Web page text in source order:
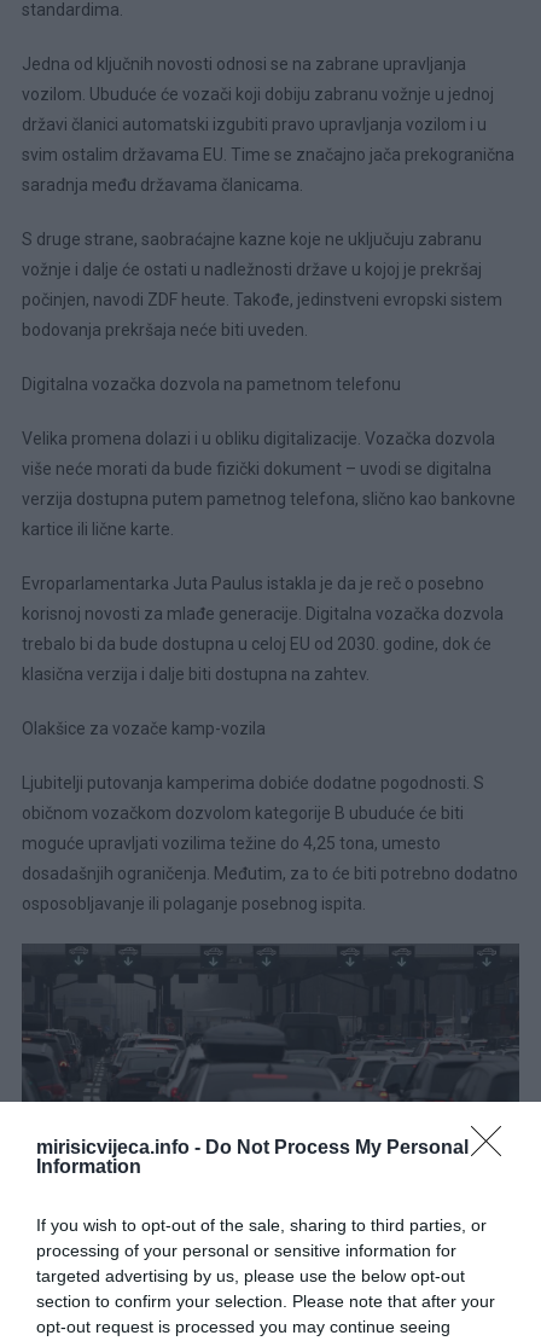
mirisicvijeca.info - Do Not Process My Personal
Information
If you wish to opt-out of the sale, sharing to third parties, or
processing of your personal or sensitive information for
targeted advertising by us, please use the below opt-out
section to confirm your selection. Please note that after your
opt-out request is processed you may continue seeing
standardima.
Jedna od ključnih novosti odnosi se na zabrane upravljanja
vozilom. Ubuduće će vozači koji dobiju zabranu vožnje u jednoj
državi članici automatski izgubiti pravo upravljanja vozilom i u
svim ostalim državama EU. Time se značajno jača prekogranična
saradnja među državama članicama.
S druge strane, saobraćajne kazne koje ne uključuju zabranu
vožnje i dalje će ostati u nadležnosti države u kojoj je prekršaj
počinjen, navodi ZDF heute. Takođe, jedinstveni evropski sistem
bodovanja prekršaja neće biti uveden.
Digitalna vozačka dozvola na pametnom telefonu
Velika promena dolazi i u obliku digitalizacije. Vozačka dozvola
više neće morati da bude fizički dokument – uvodi se digitalna
verzija dostupna putem pametnog telefona, slično kao bankovne
kartice ili lične karte.
Evroparlamentarka Juta Paulus istakla je da je reč o posebno
korisnoj novosti za mlađe generacije. Digitalna vozačka dozvola
trebalo bi da bude dostupna u celoj EU od 2030. godine, dok će
klasična verzija i dalje biti dostupna na zahtev.
Olakšice za vozače kamp-vozila
Ljubitelji putovanja kamperima dobiće dodatne pogodnosti. S
običnom vozačkom dozvolom kategorije B ubuduće će biti
moguće upravljati vozilima težine do 4,25 tona, umesto
dosadašnjih ograničenja. Međutim, za to će biti potrebno dodatno
osposobljavanje ili polaganje posebnog ispita.
foto: AP Photo Darko Vojinovic
Niža uzrasna granica za profesionalne vozače